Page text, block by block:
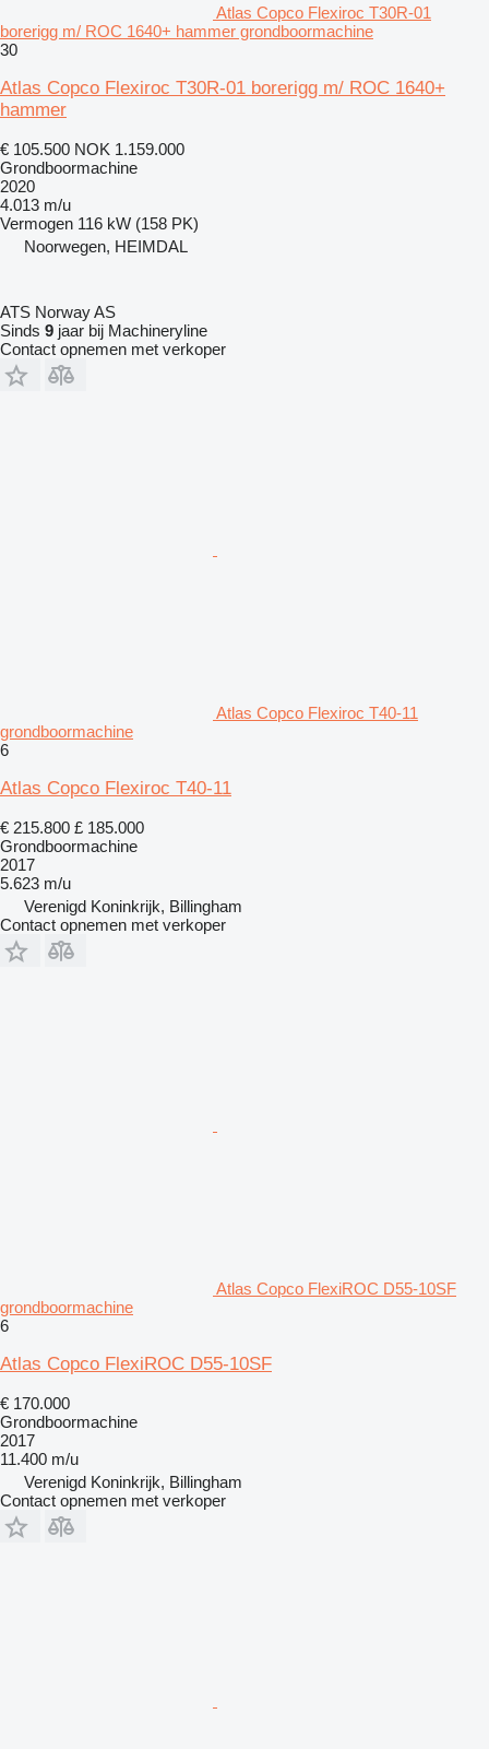
Atlas Copco Flexiroc T30R-01
borerigg m/ ROC 1640+ hammer grondboormachine
30
Atlas Copco Flexiroc T30R-01 borerigg m/ ROC 1640+
hammer
€ 105.500 NOK 1.159.000
Grondboormachine
2020
4.013 m/u
Vermogen 116 kW (158 PK)
Noorwegen, HEIMDAL
ATS Norway AS
Sinds 9 jaar bij Machineryline
Contact opnemen met verkoper
Atlas Copco Flexiroc T40-11
grondboormachine
6
Atlas Copco Flexiroc T40-11
€ 215.800 £ 185.000
Grondboormachine
2017
5.623 m/u
Verenigd Koninkrijk, Billingham
Contact opnemen met verkoper
Atlas Copco FlexiROC D55-10SF
grondboormachine
6
Atlas Copco FlexiROC D55-10SF
€ 170.000
Grondboormachine
2017
11.400 m/u
Verenigd Koninkrijk, Billingham
Contact opnemen met verkoper